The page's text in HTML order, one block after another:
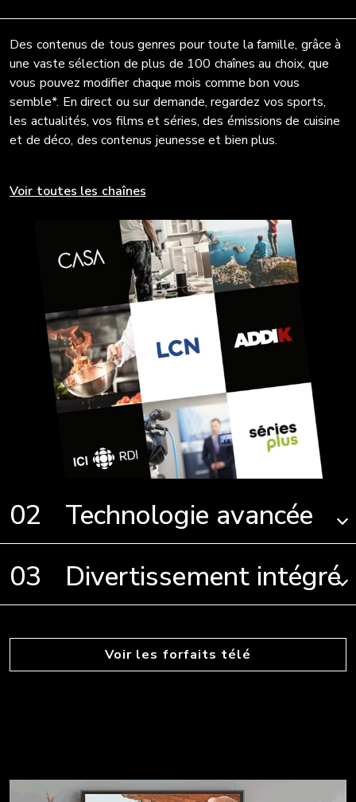
Des contenus de tous genres pour toute la famille, grâce à
une vaste sélection de plus de 100 chaînes au choix, que
vous pouvez modifier chaque mois comme bon vous
semble*. En direct ou sur demande, regardez vos sports,
les actualités, vos films et séries, des émissions de cuisine
et de déco, des contenus jeunesse et bien plus.
Voir toutes les chaînes
Technologie avancée
Divertissement intégré
Voir les forfaits télé